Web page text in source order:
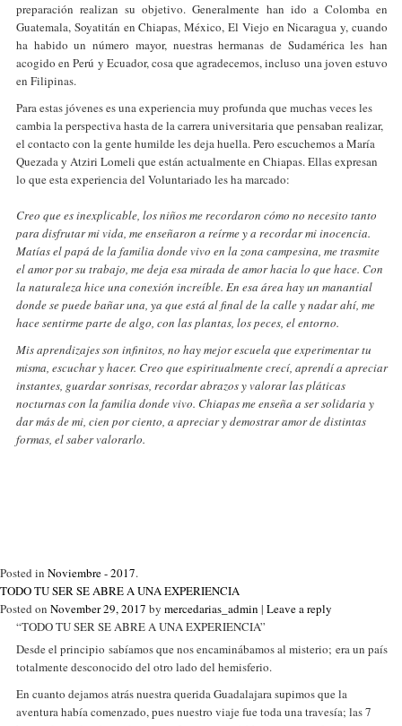
preparación realizan su objetivo. Generalmente han ido a Colomba en
Guatemala, Soyatitán en Chiapas, México, El Viejo en Nicaragua y, cuando
ha habido un número mayor, nuestras hermanas de Sudamérica les han
acogido en Perú y Ecuador, cosa que agradecemos, incluso una joven estuvo
en Filipinas.
Para estas jóvenes es una experiencia muy profunda que muchas veces les
cambia la perspectiva hasta de la carrera universitaria que pensaban realizar,
el contacto con la gente humilde les deja huella. Pero escuchemos a María
Quezada y Atziri Lomeli que están actualmente en Chiapas. Ellas expresan
lo que esta experiencia del Voluntariado les ha marcado:
Creo que es inexplicable, los niños me recordaron cómo no necesito tanto
para disfrutar mi vida, me enseñaron a reírme y a recordar mi inocencia.
Matías el papá de la familia donde vivo en la zona campesina, me trasmite
el amor por su trabajo, me deja esa mirada de amor hacia lo que hace. Con
la naturaleza hice una conexión increíble. En esa área hay un manantial
donde se puede bañar una, ya que está al final de la calle y nadar ahí, me
hace sentirme parte de algo, con las plantas, los peces, el entorno.
Mis aprendizajes son infinitos, no hay mejor escuela que experimentar tu
misma, escuchar y hacer. Creo que espiritualmente crecí, aprendí a apreciar
instantes, guardar sonrisas, recordar abrazos y valorar las pláticas
nocturnas con la familia donde vivo. Chiapas me enseña a ser solidaria y
dar más de mi, cien por ciento, a apreciar y demostrar amor de distintas
formas, el saber valorarlo.
Posted in Noviembre - 2017.
TODO TU SER SE ABRE A UNA EXPERIENCIA
Posted on November 29, 2017 by mercedarias_admin | Leave a reply
“TODO TU SER SE ABRE A UNA EXPERIENCIA”
Desde el principio sabíamos que nos encaminábamos al misterio; era un país
totalmente desconocido del otro lado del hemisferio.
En cuanto dejamos atrás nuestra querida Guadalajara supimos que la
aventura había comenzado, pues nuestro viaje fue toda una travesía; las 7